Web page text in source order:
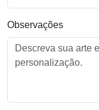
Observações